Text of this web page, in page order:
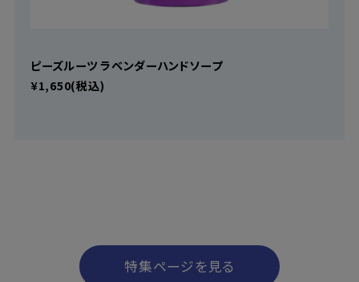
ピーズルーツ ラベンダーハンドソープ
¥1,650(税込)
特集ページを見る